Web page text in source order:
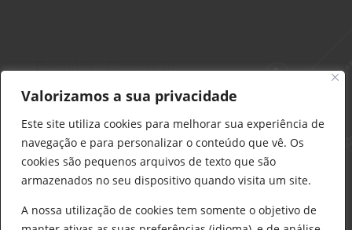
Valorizamos a sua privacidade
Este site utiliza cookies para melhorar sua experiência de
navegação e para personalizar o conteúdo que vê. Os
cookies são pequenos arquivos de texto que são
armazenados no seu dispositivo quando visita um site.
A nossa utilização de cookies tem somente o objetivo de
Delarobia – Construção
912 441 514
construcao@delarobia.pt
R. António Andrade, 1171
2820-287 • Charneca de Caparica